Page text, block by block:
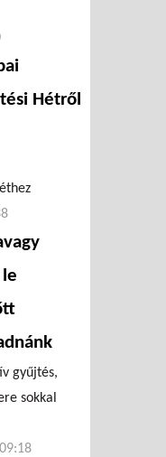
Hétről
gyűjtés,
sokkal